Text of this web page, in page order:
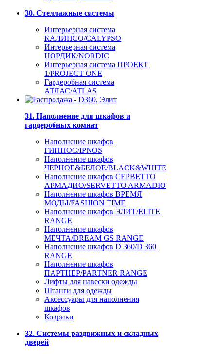
30. Стеллажные системы
Интерьерная система
КАЛИПСО/CALYPSO
Интерьерная система
НОРДИК/NORDIC
Интерьерная система ПРОЕКТ
1/PROJECT ONE
Гардеробная система
АТЛАС/ATLAS
31. Наполнение для шкафов и
гардеробных комнат
Наполнение шкафов
ГИПНОС/IPNOS
Наполнение шкафов
ЧЕРНОЕ&БЕЛОЕ/BLACK&WHITE
Наполнение шкафов СЕРВЕТТО
АРМАДИО/SERVETTO ARMADIO
Наполнение шкафов ВРЕМЯ
МОДЫ/FASHION TIME
Наполнение шкафов ЭЛИТ/ELITE
RANGE
Наполнение шкафов
МЕЧТА/DREAM GS RANGE
Наполнение шкафов D 360/D 360
RANGE
Наполнение шкафов
ПАРТНЕР/PARTNER RANGE
Лифты для навески одежды
Штанги для одежды
Аксессуары для наполнения
шкафов
Коврики
32. Системы раздвижных и складных
дверей